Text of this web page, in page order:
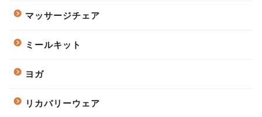
マッサージチェア
ミールキット
ヨガ
リカバリーウェア